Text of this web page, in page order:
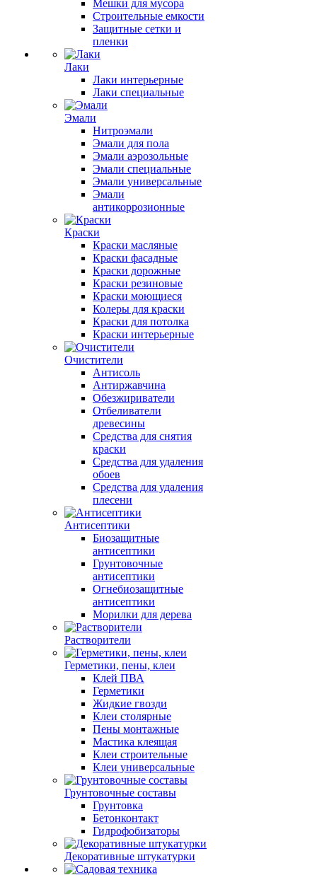
Мешки для мусора
Строительные емкости
Защитные сетки и
пленки
Лаки
Лаки интерьерные
Лаки специальные
Эмали
Нитроэмали
Эмали для пола
Эмали аэрозольные
Эмали специальные
Эмали универсальные
Эмали
антикоррозионные
Краски
Краски масляные
Краски фасадные
Краски дорожные
Краски резиновые
Краски моющиеся
Колеры для краски
Краски для потолка
Краски интерьерные
Очистители
Антисоль
Антиржавчина
Обезжириватели
Отбеливатели
древесины
Средства для снятия
краски
Средства для удаления
обоев
Средства для удаления
плесени
Антисептики
Биозащитные
антисептики
Грунтовочные
антисептики
Огнебиозащитные
антисептики
Морилки для дерева
Растворители
Герметики, пены, клеи
Клей ПВА
Герметики
Жидкие гвозди
Клеи столярные
Пены монтажные
Мастика клеящая
Клеи строительные
Клеи универсальные
Грунтовочные составы
Грунтовка
Бетонконтакт
Гидрофобизаторы
Декоративные штукатурки